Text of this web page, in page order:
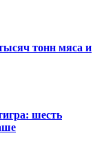
тонн мяса и
шесть